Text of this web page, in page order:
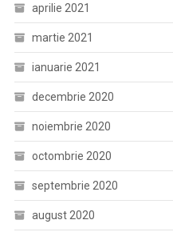
aprilie 2021
martie 2021
ianuarie 2021
decembrie 2020
noiembrie 2020
octombrie 2020
septembrie 2020
august 2020